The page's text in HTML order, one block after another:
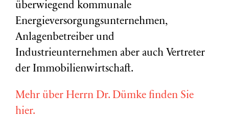
überwiegend kommunale
Energieversorgungsunternehmen,
Anlagenbetreiber und
Industrieunternehmen aber auch Vertreter
der Immobilienwirtschaft.
Mehr über Herrn Dr. Dümke finden Sie
hier.